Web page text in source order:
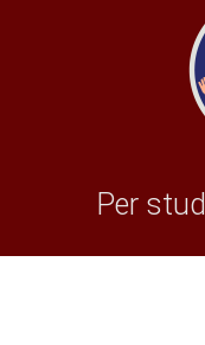
Per